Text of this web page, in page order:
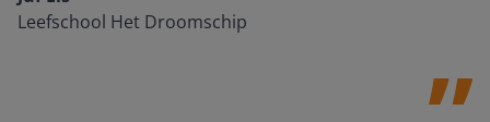
Leefschool Het Droomschip